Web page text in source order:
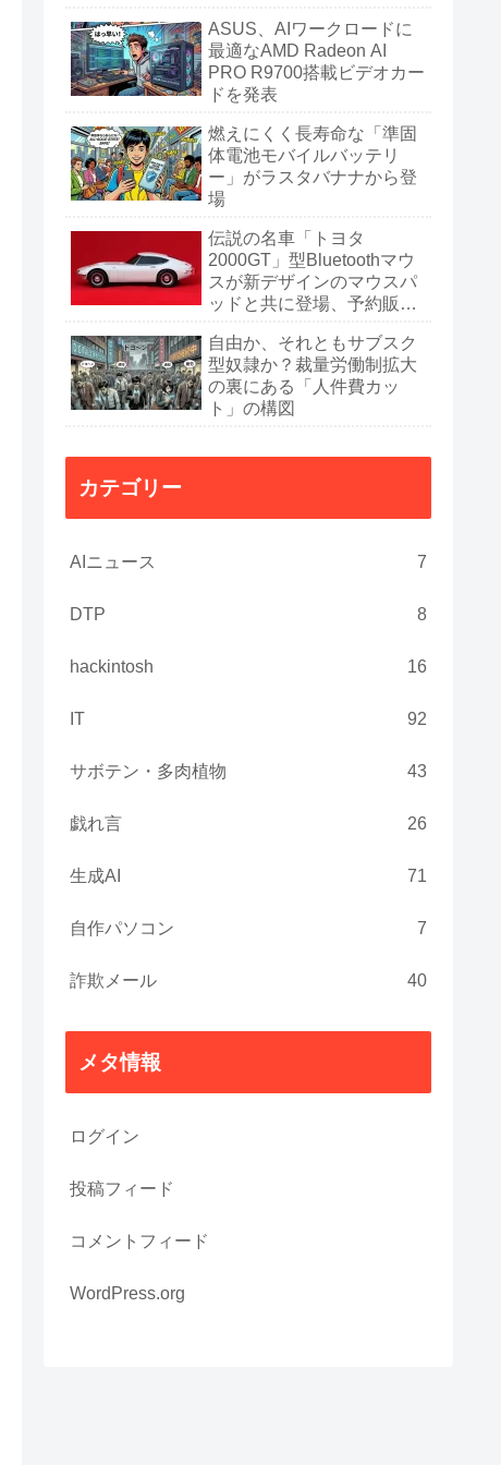
ASUS、AIワークロードに
最適なAMD Radeon AI
PRO R9700搭載ビデオカー
ドを発表
燃えにくく長寿命な「準固
体電池モバイルバッテリ
ー」がラスタバナナから登
場
伝説の名車「トヨタ
2000GT」型Bluetoothマウ
スが新デザインのマウスパ
ッドと共に登場、予約販売
自由か、それともサブスク
型奴隷か？裁量労働制拡大
の裏にある「人件費カッ
ト」の構図
カテゴリー
AIニュース 7
DTP 8
hackintosh 16
IT 92
サボテン・多肉植物 43
戯れ言 26
生成AI 71
自作パソコン 7
詐欺メール 40
メタ情報
ログイン
投稿フィード
コメントフィード
WordPress.org